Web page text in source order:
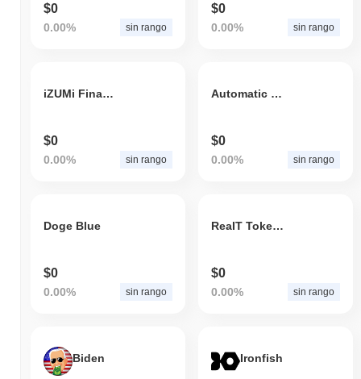
$0
0.00% sin rango
$0
0.00% sin rango
iZUMi Finance
$0
0.00% sin rango
Automatic Toll Ticketing
$0
0.00% sin rango
Doge Blue
$0
0.00% sin rango
ReaIT Tokens
$0
0.00% sin rango
Biden Ironfish